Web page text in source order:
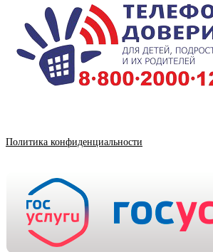
Политика конфиденциальности